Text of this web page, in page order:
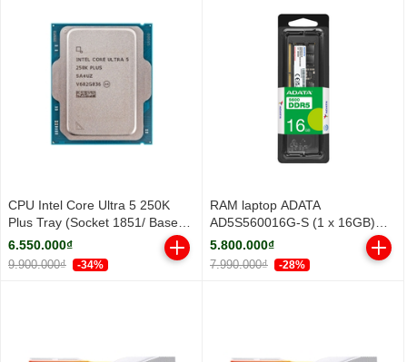
CPU Intel Core Ultra 5 250K
Plus Tray (Socket 1851/ Base
3.3Ghz/ Turbo 5.3GHz/ 18
Cores/ 18 Threads/ Cache
30MB)
6.550.000₫
9.900.000₫ -34%
RAM laptop ADATA
AD5S560016G-S (1 x 16GB)
DDR5 5600MHz
5.800.000₫
7.990.000₫ -28%